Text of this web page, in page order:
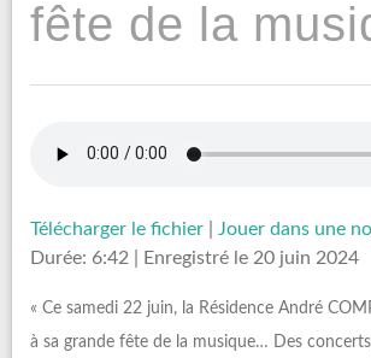
fête de la
Télécharger le fichier Jouer dans une
Durée: 6:42
Enregistré le 20 juin 2024
« Ce samedi 22 juin, la Résidence André
à sa grande fête de la musique… Des